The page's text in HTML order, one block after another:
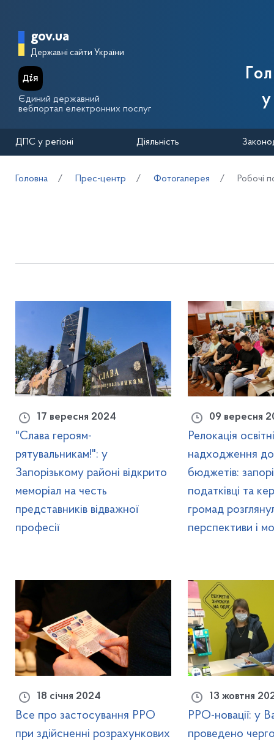
Головна сторінка Державної
gov.ua
Державні сайти України
Єдиний державний
вебпортал електронних послуг
ДПС у регіоні Діяльність
Головна Прес-центр Фотогалерея Робочі
17 вересня 2024
"Слава героям-
рятувальникам!": у
Запорізькому районі відкрито
меморіал на честь
представників відважної
професії
09 вересня
Релокація
надходження до
бюджетів:
податківці та
громад
перспективи і
18 січня 2024
Все про застосування РРО
при здійсненні розрахункових
13 жовтня
РРО-новації: у
проведено